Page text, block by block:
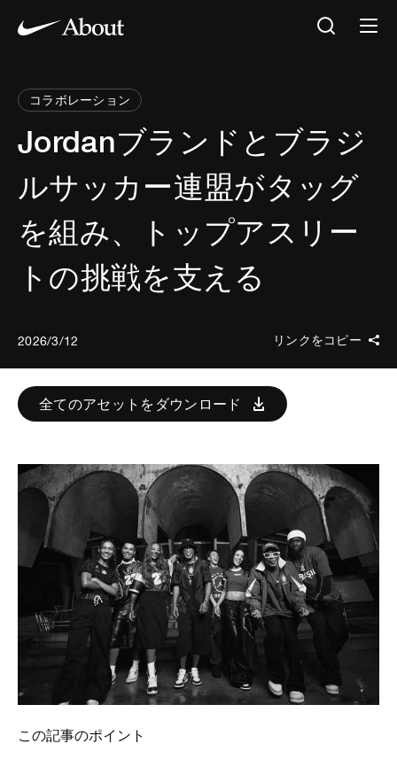
コラボレーション
Jordanブランドとブラジ
ルサッカー連盟がタッグ
を組み、トップアスリー
トの挑戦を支える
2026/3/12 リンクをコピー
全てのアセットをダウンロード
この記事のポイント